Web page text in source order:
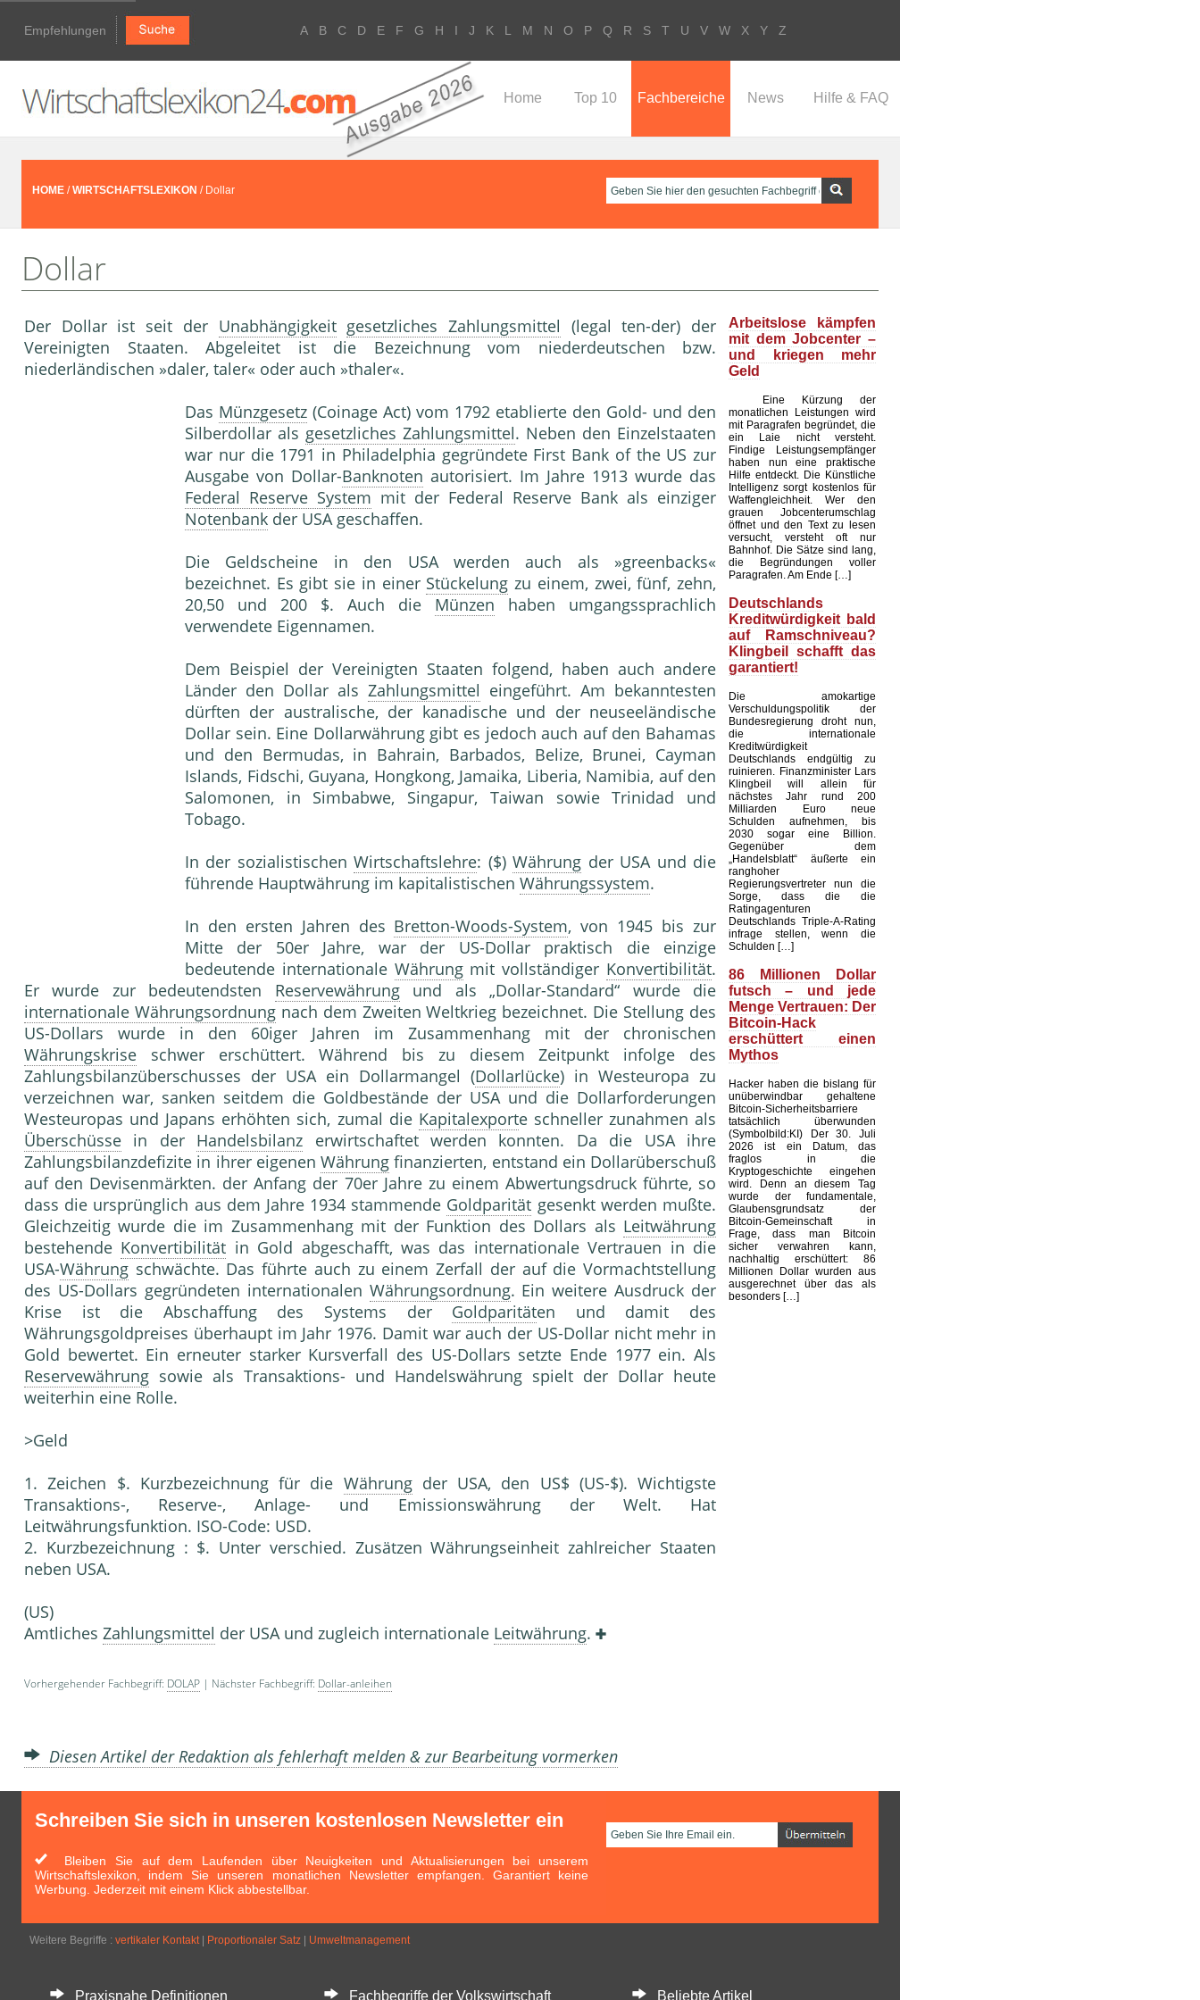
Empfehlungen A B C D E F G H I J K L M N O P Q R S T U V W X Y Z
Home Top 10 Fachbereiche News Hilfe & FAQ
HOME /WIRTSCHAFTSLEXIKON / Dollar
Dollar
Der Dollar ist seit der Unabhängigkeit gesetzliches Zahlungsmittel (legal ten-der) der
Vereinigten Staaten. Abgeleitet ist die Bezeichnung vom niederdeutschen bzw.
niederländischen »daler, taler« oder auch »thaler«.
Das Münzgesetz (Coinage Act) vom 1792 etablierte den Gold- und den
Silberdollar als gesetzliches Zahlungsmittel. Neben den Einzelstaaten
war nur die 1791 in Philadelphia gegründete First Bank of the US zur
Ausgabe von Dollar-Banknoten autorisiert. Im Jahre 1913 wurde das
Federal Reserve System mit der Federal Reserve Bank als einziger
Notenbank der USA geschaffen.
Die Geldscheine in den USA werden auch als »greenbacks«
bezeichnet. Es gibt sie in einer Stückelung zu einem, zwei, fünf, zehn,
20,50 und 200 $. Auch die Münzen haben umgangssprachlich
verwendete Eigennamen.
Dem Beispiel der Vereinigten Staaten folgend, haben auch andere
Länder den Dollar als Zahlungsmittel eingeführt. Am bekanntesten
dürften der australische, der kanadische und der neuseeländische
Dollar sein. Eine Dollarwährung gibt es jedoch auch auf den Bahamas
und den Bermudas, in Bahrain, Barbados, Belize, Brunei, Cayman
Islands, Fidschi, Guyana, Hongkong, Jamaika, Liberia, Namibia, auf den
Salomonen, in Simbabwe, Singapur, Taiwan sowie Trinidad und
Tobago.
In der sozialistischenWirtschaftslehre: ($)Währung der USA und die
führende Hauptwährung im kapitalistischen Währungssystem.
In den ersten Jahren des Bretton-Woods-System, von 1945 bis zur
Mitte der 50er Jahre, war der US-Dollar praktisch die einzige
bedeutende internationale Währungmit vollständiger Konvertibilität.
Er wurde zur bedeutendsten Reservewährungund als „Dollar-Standard“ wurde die
internationale Währungsordnungnach dem Zweiten Weltkrieg bezeichnet. Die Stellung des
US-Dollars wurde in den 60iger Jahren im Zusammenhang mit der chronischen
Währungskrise schwer erschüttert. Während bis zu diesem Zeitpunkt infolge des
Zahlungsbilanzüberschusses der USA ein Dollarmangel (Dollarlücke) in Westeuropa zu
verzeichnen war, sanken seitdem die Goldbestände der USA und die Dollarforderungen
Westeuropas und Japans erhöhten sich, zumal die Kapitalexporte schneller zunahmen als
Überschüsse in der Handelsbilanz erwirtschaftet werden konnten. Da die USA ihre
Zahlungsbilanzdefizite in ihrer eigenen Währung finanzierten, entstand ein Dollarüberschuß
auf den Devisenmärkten. der Anfang der 70er Jahre zu einem Abwertungsdruck führte, so
dass die ursprünglich aus dem Jahre 1934 stammende Goldparität gesenkt werden mußte.
Gleichzeitig wurde die im Zusammenhang mit der Funktion des Dollars als Leitwährung
bestehende Konvertibilität in Gold abgeschafft, was das internationale Vertrauen in die
USA-Währung schwächte. Das führte auch zu einem Zerfall der auf die Vormachtstellung
des US-Dollars gegründeten internationalen Währungsordnung. Ein weitere Ausdruck der
Krise ist die Abschaffung des Systems der Goldparitäten und damit des
Währungsgoldpreises überhaupt im Jahr 1976. Damit war auch der US-Dollar nicht mehr in
Gold bewertet. Ein erneuter starker Kursverfall des US-Dollars setzte Ende 1977 ein. Als
Reservewährung sowie als Transaktions- und Handelswährung spielt der Dollar heute
weiterhin eine Rolle.
>Geld
1. Zeichen $. Kurzbezeichnung für die Währungder USA, den US$ (US-$). Wichtigste
Transaktions-, Reserve-, Anlage- und Emissionswährung der Welt. Hat
Leitwährungsfunktion. ISO-Code: USD.
2. Kurzbezeichnung : $. Unter verschied. Zusätzen Währungseinheit zahlreicher Staaten
neben USA.
(US)
Amtliches Zahlungsmittel der USA und zugleich internationale Leitwährung.
Vorhergehender Fachbegriff: DOLAP | Nächster Fachbegriff: Dollar-anleihen
Diesen Artikel der Redaktion als fehlerhaft melden & zur Bearbeitung vormerken
Arbeitslose kämpfen
mit dem Jobcenter –
und kriegen mehr
Geld
Eine Kürzung der
monatlichen Leistungen wird
mit Paragrafen begründet, die
ein Laie nicht versteht.
Findige Leistungsempfänger
haben nun eine praktische
Hilfe entdeckt. Die Künstliche
Intelligenz sorgt kostenlos für
Waffengleichheit. Wer den
grauen Jobcenterumschlag
öffnet und den Text zu lesen
versucht, versteht oft nur
Bahnhof. Die Sätze sind lang,
die Begründungen voller
Paragrafen. Am Ende […]
Deutschlands
Kreditwürdigkeit bald
auf Ramschniveau?
Klingbeil schafft das
garantiert!
Die amokartige
Verschuldungspolitik der
Bundesregierung droht nun,
die internationale
Kreditwürdigkeit
Deutschlands endgültig zu
ruinieren. Finanzminister Lars
Klingbeil will allein für
nächstes Jahr rund 200
Milliarden Euro neue
Schulden aufnehmen, bis
2030 sogar eine Billion.
Gegenüber dem
„Handelsblatt“ äußerte ein
ranghoher
Regierungsvertreter nun die
Sorge, dass die die
Ratingagenturen
Deutschlands Triple-A-Rating
infrage stellen, wenn die
Schulden […]
86 Millionen Dollar
futsch – und jede
Menge Vertrauen: Der
Bitcoin-Hack
erschüttert einen
Mythos
Hacker haben die bislang für
unüberwindbar gehaltene
Bitcoin-Sicherheitsbarriere
tatsächlich überwunden
(Symbolbild:KI) Der 30. Juli
2026 ist ein Datum, das
fraglos in die
Kryptogeschichte eingehen
wird. Denn an diesem Tag
wurde der fundamentale,
Glaubensgrundsatz der
Bitcoin-Gemeinschaft in
Frage, dass man Bitcoin
sicher verwahren kann,
nachhaltig erschüttert: 86
Millionen Dollar wurden aus
ausgerechnet über das als
besonders […]
Schreiben Sie sich in unseren kostenlosen Newsletter ein
Bleiben Sie auf dem Laufenden über Neuigkeiten und Aktualisierungen bei unserem
Wirtschaftslexikon, indem Sie unseren monatlichen Newsletter empfangen. Garantiert keine
Werbung. Jederzeit mit einem Klick abbestellbar.
Weitere Begriffe : vertikaler Kontakt| Proportionaler Satz Umweltmanagement
Praxisnahe Definitionen Fachbegriffe der Volkswirtschaft Beliebte Artikel